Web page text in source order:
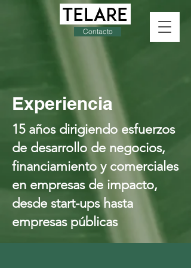
Contacto
Experiencia
15 años dirigiendo esfuerzos
de desarrollo de negocios,
financiamiento y comerciales
en empresas de impacto,
desde start-ups hasta
empresas públicas